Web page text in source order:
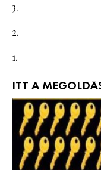
3.
2.
1.
ITT A